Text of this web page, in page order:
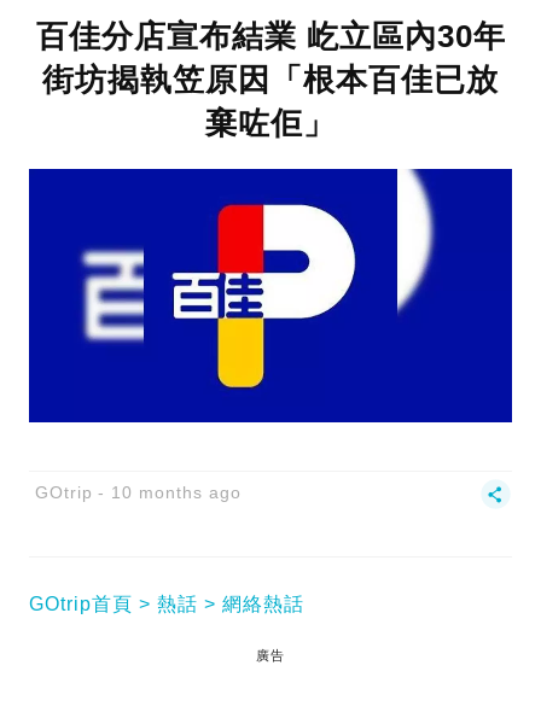
百佳分店宣布結業 屹立區內30年
街坊揭執笠原因「根本百佳已放
棄咗佢」
GOtrip 10 months ago
GOtrip首頁 熱話 網絡熱話
廣告